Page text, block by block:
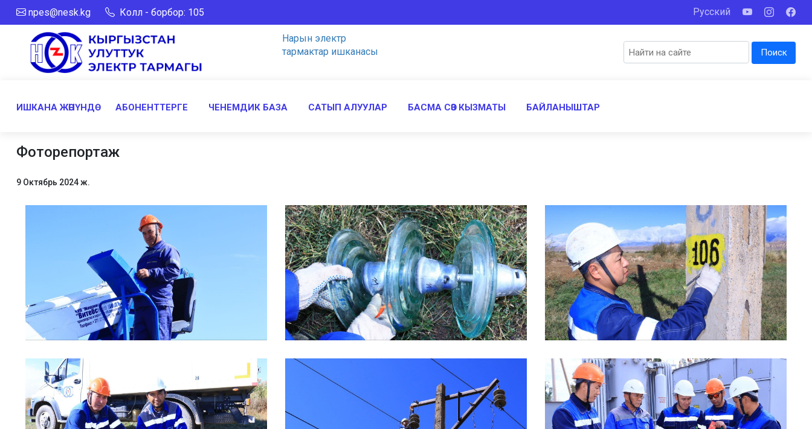
npes@nesk.kg Колл - борбор: 105 Русский
Нарын электр
тармактар ишканасы
Поиск
ИШКАНА ЖӨНҮНДӨ АБОНЕНТТЕРГЕ ЧЕНЕМДИК БАЗА САТЫП АЛУУЛАР БАСМА СӨЗ КЫЗМАТЫ БАЙЛАНЫШТАР
Фоторепортаж
9 Октябрь 2024 ж.